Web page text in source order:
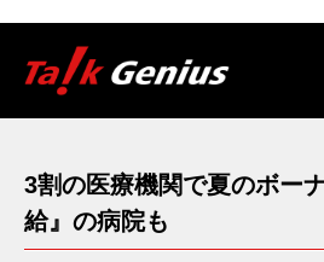
3割の医療機関で夏のボー
給』の病院も